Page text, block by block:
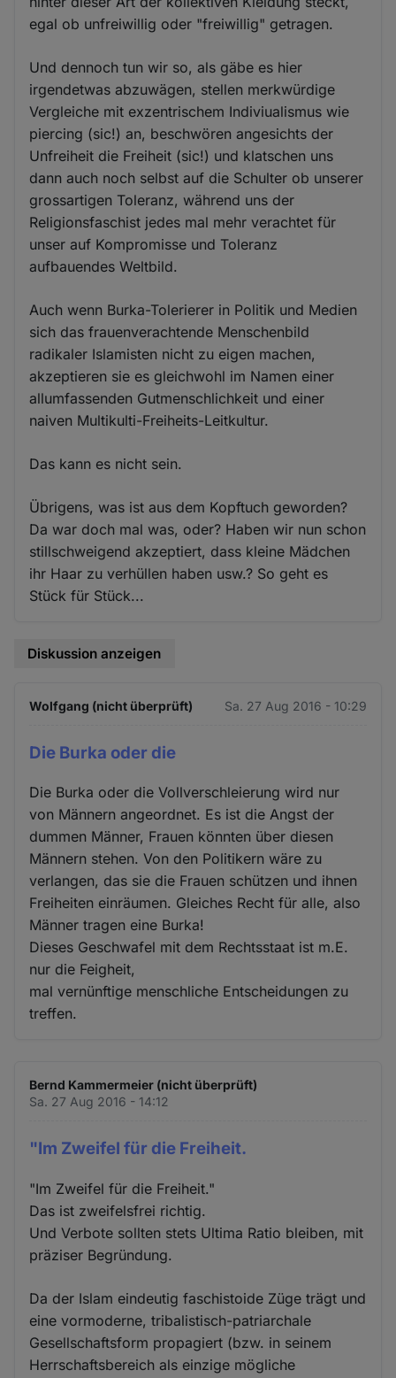
egal ob unfreiwillig oder "freiwillig" getragen.
Und dennoch tun wir so, als gäbe es hier
irgendetwas abzuwägen, stellen merkwürdige
Vergleiche mit exzentrischem Indiviualismus wie
piercing (sic!) an, beschwören angesichts der
Unfreiheit die Freiheit (sic!) und klatschen uns
dann auch noch selbst auf die Schulter ob unserer
grossartigen Toleranz, während uns der
Religionsfaschist jedes mal mehr verachtet für
unser auf Kompromisse und Toleranz
aufbauendes Weltbild.
Auch wenn Burka-Tolerierer in Politik und Medien
sich das frauenverachtende Menschenbild
radikaler Islamisten nicht zu eigen machen,
akzeptieren sie es gleichwohl im Namen einer
allumfassenden Gutmenschlichkeit und einer
naiven Multikulti-Freiheits-Leitkultur.
Das kann es nicht sein.
Übrigens, was ist aus dem Kopftuch geworden?
Da war doch mal was, oder? Haben wir nun schon
stillschweigend akzeptiert, dass kleine Mädchen
ihr Haar zu verhüllen haben usw.? So geht es
Stück für Stück...
Diskussion anzeigen
Wolfgang (nicht überprüft) Sa. 27 Aug 2016 - 10:29
Die Burka oder die
Die Burka oder die Vollverschleierung wird nur
von Männern angeordnet. Es ist die Angst der
dummen Männer, Frauen könnten über diesen
Männern stehen. Von den Politikern wäre zu
verlangen, das sie die Frauen schützen und ihnen
Freiheiten einräumen. Gleiches Recht für alle, also
Männer tragen eine Burka!
Dieses Geschwafel mit dem Rechtsstaat ist m.E.
nur die Feigheit,
mal vernünftige menschliche Entscheidungen zu
treffen.
Bernd Kammermeier (nicht überprüft)
Sa. 27 Aug 2016 - 14:12
"Im Zweifel für die Freiheit.
"Im Zweifel für die Freiheit."
Das ist zweifelsfrei richtig.
Und Verbote sollten stets Ultima Ratio bleiben, mit
präziser Begründung.
Da der Islam eindeutig faschistoide Züge trägt und
eine vormoderne, tribalistisch-patriarchale
Gesellschaftsform propagiert (bzw. in seinem
Herrschaftsbereich als einzige mögliche